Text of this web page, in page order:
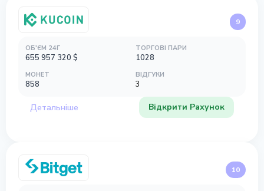
9
ОБ'ЄМ 24Г
655 957 320 $
ТОРГОВІ ПАРИ
1028
МОНЕТ
858
ВІДГУКИ
3
Детальніше Відкрити Рахунок
10